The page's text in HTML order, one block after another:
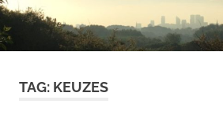
de
inhoud
TAG: KEUZES